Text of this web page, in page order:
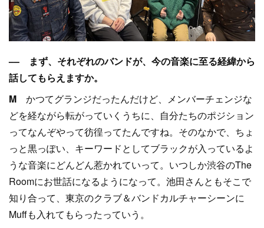
–– まず、それぞれのバンドが、今の音楽に至る経緯から
話してもらえますか。
M かつてグランジだったんだけど、メンバーチェンジな
どを経ながら転がっていくうちに、自分たちのポジション
ってなんぞやって彷徨ってたんですね。そのなかで、ちょ
っと黒っぽい、キーワードとしてブラックが入っているよ
うな音楽にどんどん惹かれていって。いつしか渋谷のThe
Roomにお世話になるようになって。池田さんともそこで
知り合って、東京のクラブ＆バンドカルチャーシーンに
Muffも入れてもらったっていう。